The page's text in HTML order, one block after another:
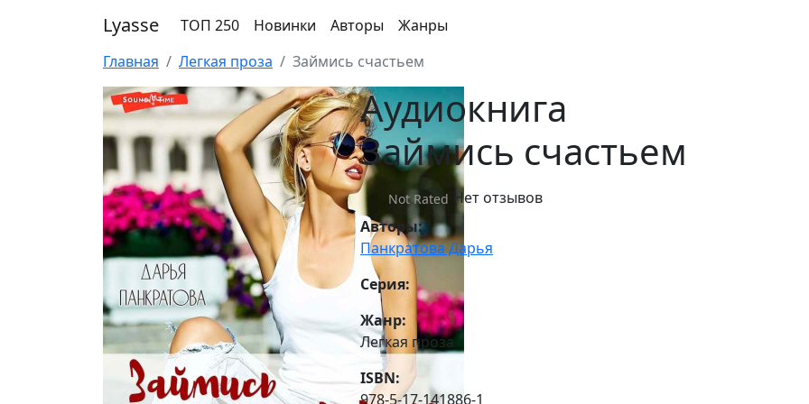
Lyasse ТОП 250 Новинки Авторы Жанры
Главная
Легкая проза Займись счастьем
Аудиокнига
Займись счастьем
Not Rated Нет отзывов
Авторы:
Панкратова Дарья
Серия:
Жанр:
Легкая проза
ISBN:
978-5-17-141886-1